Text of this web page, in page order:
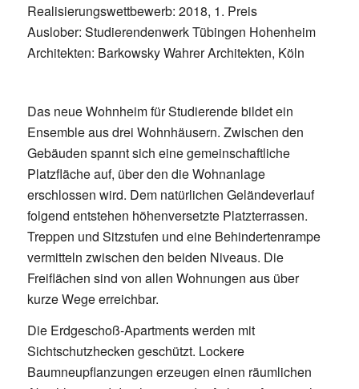
Realisierungswettbewerb: 2018, 1. Preis
Auslober: Studierendenwerk Tübingen Hohenheim
Architekten: Barkowsky Wahrer Architekten, Köln
Das neue Wohnheim für Studierende bildet ein
Ensemble aus drei Wohnhäusern. Zwischen den
Gebäuden spannt sich eine gemeinschaftliche
Platzfläche auf, über den die Wohnanlage
erschlossen wird. Dem natürlichen Geländeverlauf
folgend entstehen höhenversetzte Platzterrassen.
Treppen und Sitzstufen und eine Behindertenrampe
vermitteln zwischen den beiden Niveaus. Die
Freiflächen sind von allen Wohnungen aus über
kurze Wege erreichbar.
Die Erdgeschoß-Apartments werden mit
Sichtschutzhecken geschützt. Lockere
Baumneupflanzungen erzeugen einen räumlichen